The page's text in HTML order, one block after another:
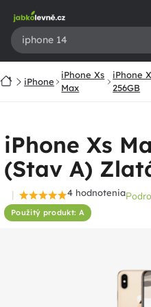
obsah
DomoviPhone
iPhone Xs
Max
iPhone
256GB
iPhone Xs
(Stav A)
Použitý produkt: A
Priemerné
hodnotenie
4 hodnotenia